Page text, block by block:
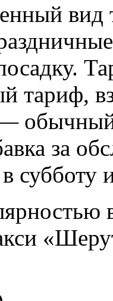
тариф,
—
за
субботу